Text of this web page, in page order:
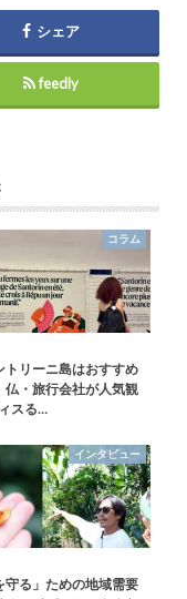
シェア
feedly
コラム
トリーニ島はおすすめ
仏・旅行会社が人気観
スる…
インタビュー
守る」ための地域需要